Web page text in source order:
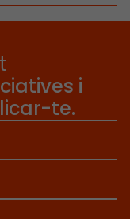
i
te.